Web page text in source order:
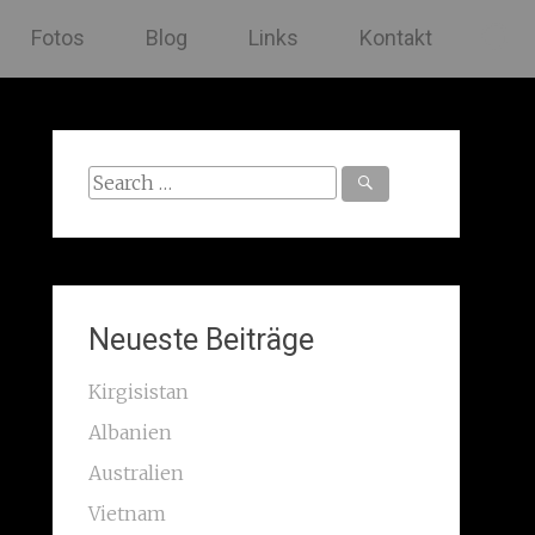
Fotos Blog Links Kontakt
Search
Neueste Beiträge
Kirgisistan
Albanien
Australien
Vietnam